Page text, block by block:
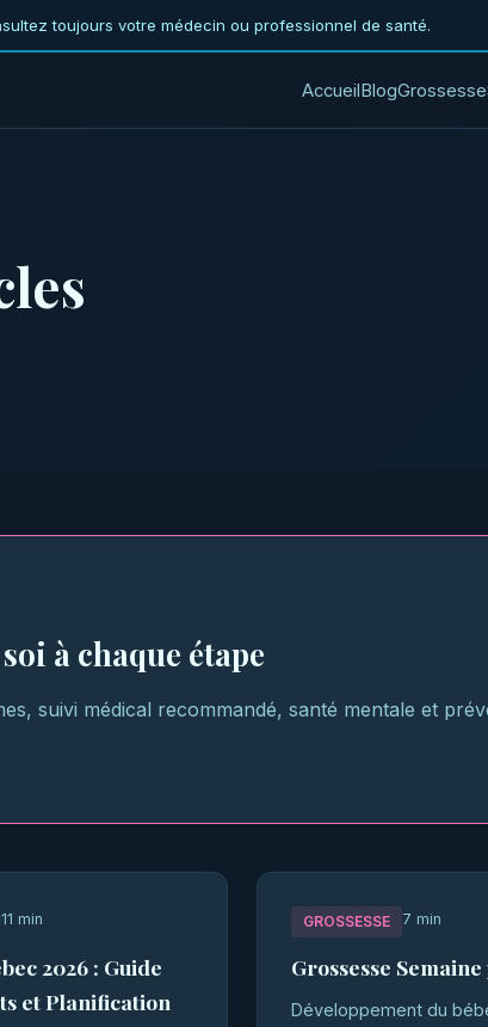
toujours votre médecin ou professionnel de santé.
AccueilBlogGrossesse
à chaque étape
suivi médical recommandé, santé mentale et
11 min
2026 : Guide
et Planification
GROSSESSE 7 min
Grossesse
Développement du